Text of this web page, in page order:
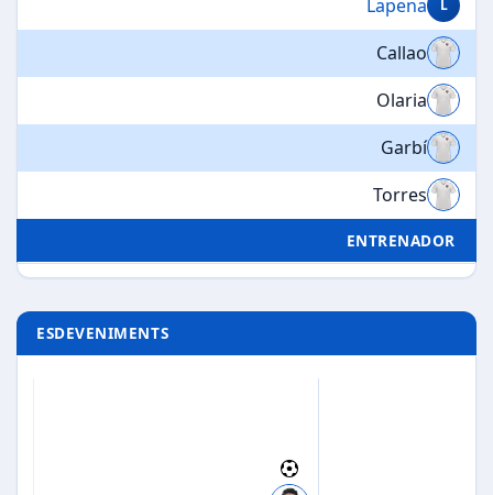
Lapena
L
Callao
Olaria
Garbí
Torres
ENTRENADOR
ESDEVENIMENTS